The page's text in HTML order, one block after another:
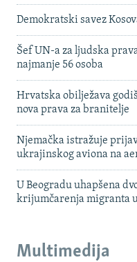
Demokratski savez
Šef UN-a za ljudska
najmanje 56 osoba
Hrvatska obilježava
nova prava za branitelje
Njemačka istražuje
ukrajinskog aviona na
U Beogradu uhapšena
krijumčarenja migranta
Multimedija